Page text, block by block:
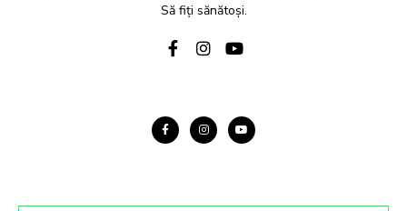
Să fiți sănătoși.